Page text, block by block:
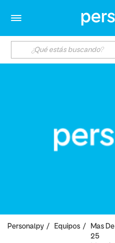
Personalpy Equipos
Mas De
25